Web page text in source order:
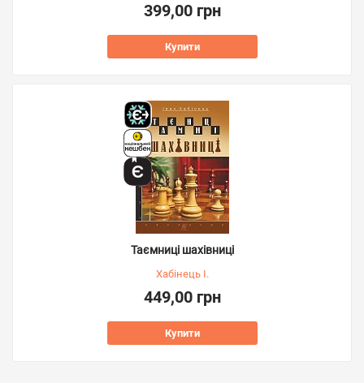
399,00 грн
Купити
Таємниці шахівниці
Хабінець І.
449,00 грн
Купити